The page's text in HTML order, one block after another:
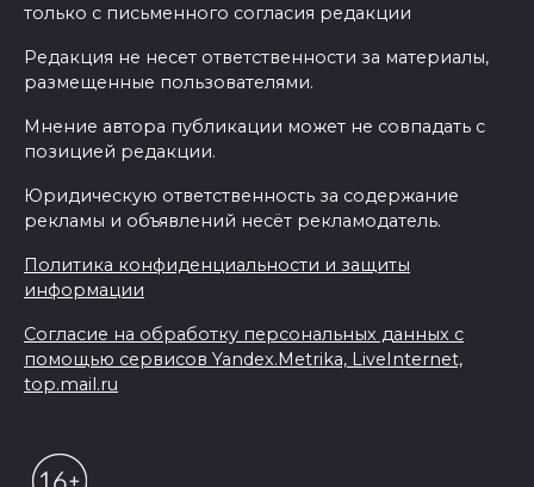
только с письменного согласия редакции
Редакция не несет ответственности за материалы,
размещенные пользователями.
Мнение автора публикации может не совпадать с
позицией редакции.
Юридическую ответственность за содержание
рекламы и объявлений несёт рекламодатель.
Политика конфиденциальности и защиты
информации
Согласие на обработку персональных данных с
помощью сервисов Yandex.Metrika, LiveInternet,
top.mail.ru